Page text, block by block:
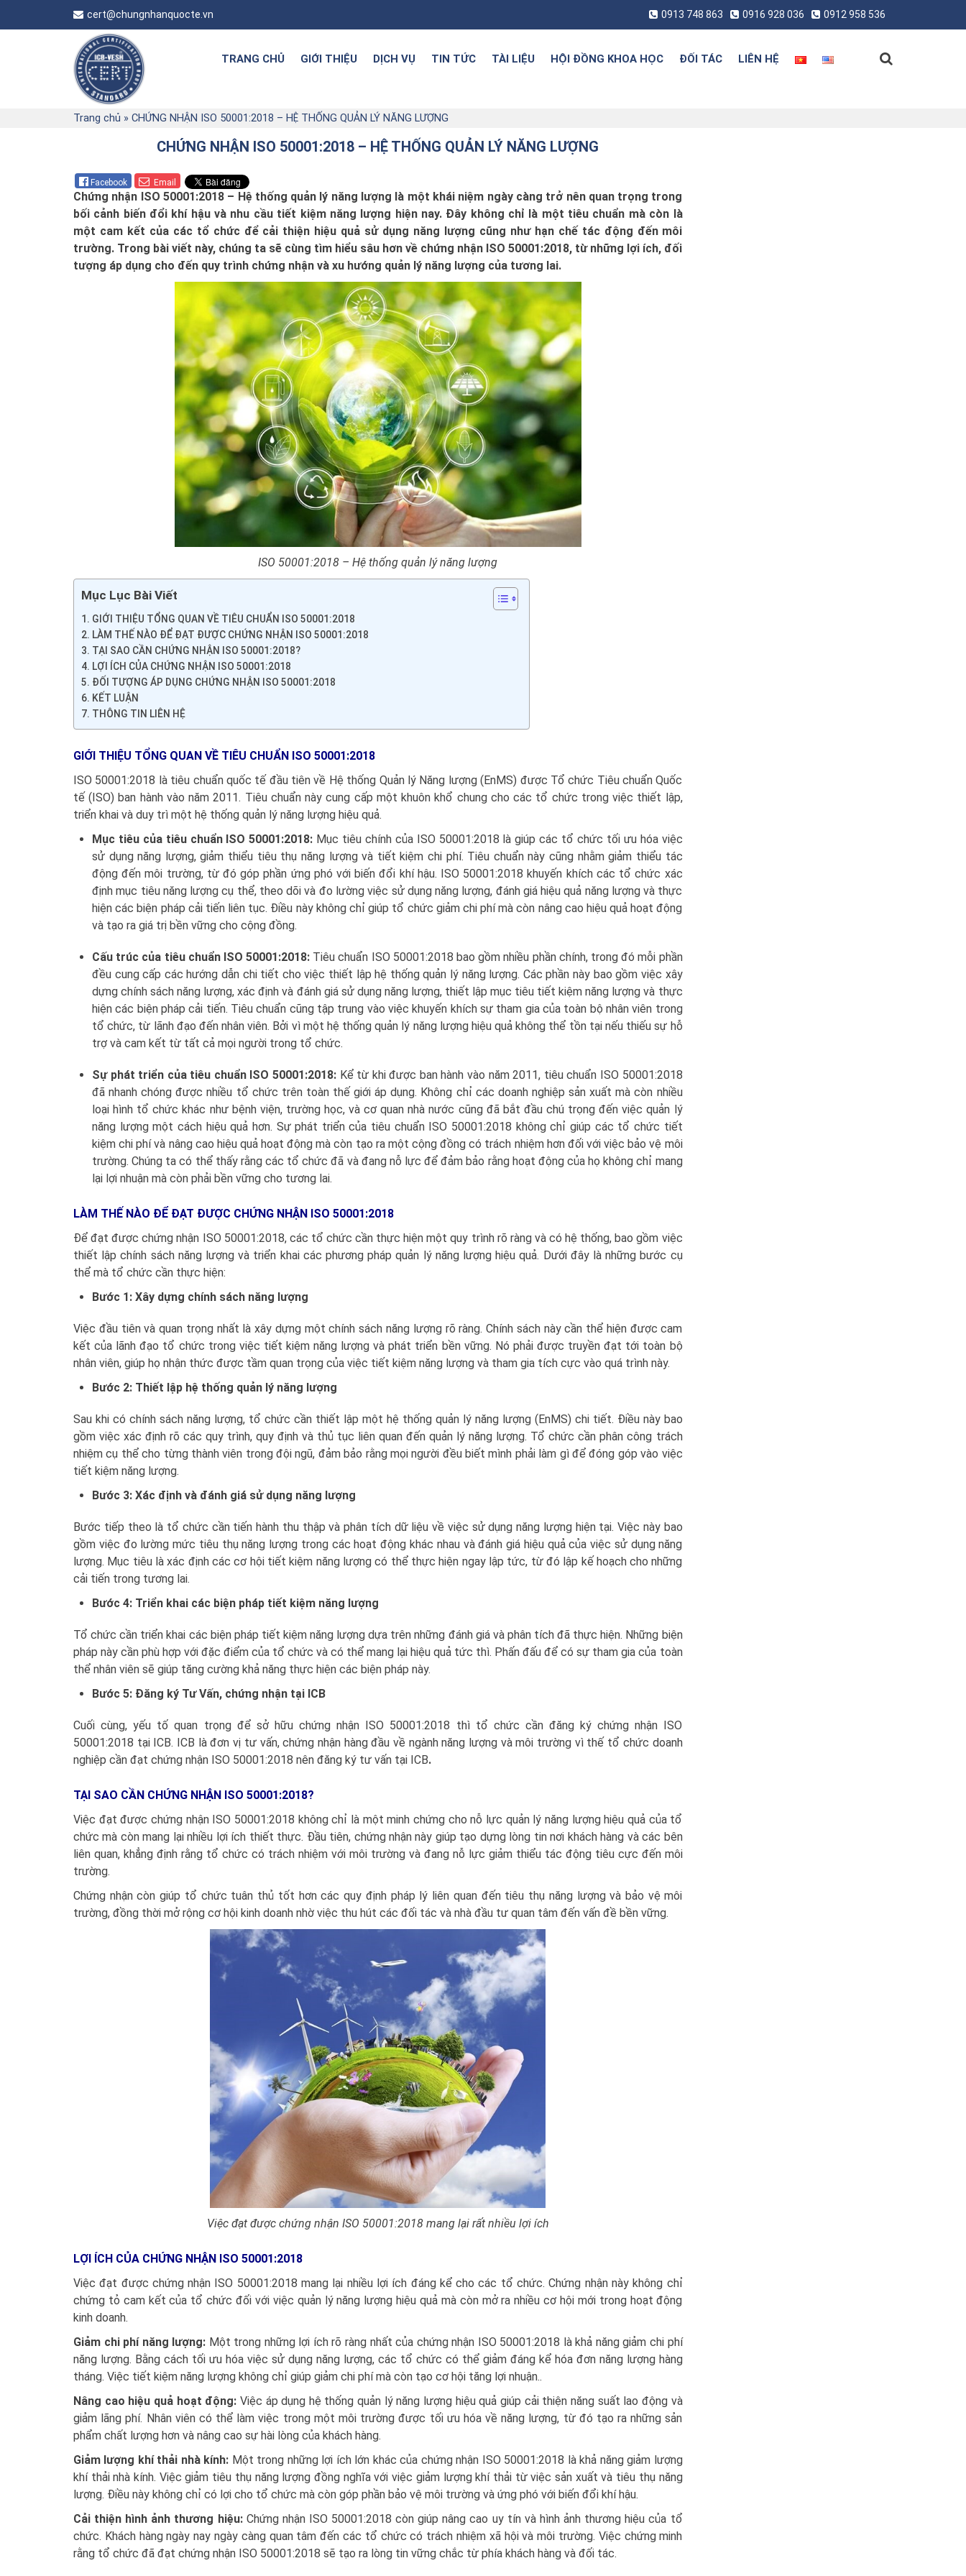
cert@chungnhanquocte.vn 0913 748 863 0916 928 036 0912 958 536
TRANG CHỦ GIỚI THIỆU DỊCH VỤ TIN TỨC TÀI LIỆU HỘI ĐỒNG KHOA HỌC ĐỐI TÁC LIÊN HỆ
Trang chủ » CHỨNG NHẬN ISO 50001:2018 – HỆ THỐNG QUẢN LÝ NĂNG LƯỢNG
CHỨNG NHẬN ISO 50001:2018 – HỆ THỐNG QUẢN LÝ NĂNG LƯỢNG
Facebook Email
Chứng nhận ISO 50001:2018 – Hệ thống quản lý năng lượng là một khái niệm ngày càng trở nên quan trọng trong
bối cảnh biến đổi khí hậu và nhu cầu tiết kiệm năng lượng hiện nay. Đây không chỉ là một tiêu chuẩn mà còn là
một cam kết của các tổ chức để cải thiện hiệu quả sử dụng năng lượng cũng như hạn chế tác động đến môi
trường. Trong bài viết này, chúng ta sẽ cùng tìm hiểu sâu hơn về chứng nhận ISO 50001:2018, từ những lợi ích, đối
tượng áp dụng cho đến quy trình chứng nhận và xu hướng quản lý năng lượng của tương lai.
ISO 50001:2018 – Hệ thống quản lý năng lượng
Mục Lục Bài Viết
GIỚI THIỆU TỔNG QUAN VỀ TIÊU CHUẨN ISO 50001:2018
LÀM THẾ NÀO ĐỂ ĐẠT ĐƯỢC CHỨNG NHẬN ISO 50001:2018
TẠI SAO CẦN CHỨNG NHẬN ISO 50001:2018?
LỢI ÍCH CỦA CHỨNG NHẬN ISO 50001:2018
ĐỐI TƯỢNG ÁP DỤNG CHỨNG NHẬN ISO 50001:2018
KẾT LUẬN
THÔNG TIN LIÊN HỆ
GIỚI THIỆU TỔNG QUAN VỀ TIÊU CHUẨN ISO 50001:2018
ISO 50001:2018 là tiêu chuẩn quốc tế đầu tiên về Hệ thống Quản lý Năng lượng (EnMS) được Tổ chức Tiêu chuẩn Quốc
tế (ISO) ban hành vào năm 2011. Tiêu chuẩn này cung cấp một khuôn khổ chung cho các tổ chức trong việc thiết lập,
triển khai và duy trì một hệ thống quản lý năng lượng hiệu quả.
Mục tiêu của tiêu chuẩn ISO 50001:2018: Mục tiêu chính của ISO 50001:2018 là giúp các tổ chức tối ưu hóa việc
sử dụng năng lượng, giảm thiểu tiêu thụ năng lượng và tiết kiệm chi phí. Tiêu chuẩn này cũng nhằm giảm thiểu tác
động đến môi trường, từ đó góp phần ứng phó với biến đổi khí hậu. ISO 50001:2018 khuyến khích các tổ chức xác
định mục tiêu năng lượng cụ thể, theo dõi và đo lường việc sử dụng năng lượng, đánh giá hiệu quả năng lượng và thực
hiện các biện pháp cải tiến liên tục. Điều này không chỉ giúp tổ chức giảm chi phí mà còn nâng cao hiệu quả hoạt động
và tạo ra giá trị bền vững cho cộng đồng.
Cấu trúc của tiêu chuẩn ISO 50001:2018: Tiêu chuẩn ISO 50001:2018 bao gồm nhiều phần chính, trong đó mỗi phần
đều cung cấp các hướng dẫn chi tiết cho việc thiết lập hệ thống quản lý năng lượng. Các phần này bao gồm việc xây
dựng chính sách năng lượng, xác định và đánh giá sử dụng năng lượng, thiết lập mục tiêu tiết kiệm năng lượng và thực
hiện các biện pháp cải tiến. Tiêu chuẩn cũng tập trung vào việc khuyến khích sự tham gia của toàn bộ nhân viên trong
tổ chức, từ lãnh đạo đến nhân viên. Bởi vì một hệ thống quản lý năng lượng hiệu quả không thể tồn tại nếu thiếu sự hỗ
trợ và cam kết từ tất cả mọi người trong tổ chức.
Sự phát triển của tiêu chuẩn ISO 50001:2018: Kể từ khi được ban hành vào năm 2011, tiêu chuẩn ISO 50001:2018
đã nhanh chóng được nhiều tổ chức trên toàn thế giới áp dụng. Không chỉ các doanh nghiệp sản xuất mà còn nhiều
loại hình tổ chức khác như bệnh viện, trường học, và cơ quan nhà nước cũng đã bắt đầu chú trọng đến việc quản lý
năng lượng một cách hiệu quả hơn. Sự phát triển của tiêu chuẩn ISO 50001:2018 không chỉ giúp các tổ chức tiết
kiệm chi phí và nâng cao hiệu quả hoạt động mà còn tạo ra một cộng đồng có trách nhiệm hơn đối với việc bảo vệ môi
trường. Chúng ta có thể thấy rằng các tổ chức đã và đang nỗ lực để đảm bảo rằng hoạt động của họ không chỉ mang
lại lợi nhuận mà còn phải bền vững cho tương lai.
LÀM THẾ NÀO ĐỂ ĐẠT ĐƯỢC CHỨNG NHẬN ISO 50001:2018
Để đạt được chứng nhận ISO 50001:2018, các tổ chức cần thực hiện một quy trình rõ ràng và có hệ thống, bao gồm việc
thiết lập chính sách năng lượng và triển khai các phương pháp quản lý năng lượng hiệu quả. Dưới đây là những bước cụ
thể mà tổ chức cần thực hiện:
Bước 1: Xây dựng chính sách năng lượng
Việc đầu tiên và quan trọng nhất là xây dựng một chính sách năng lượng rõ ràng. Chính sách này cần thể hiện được cam
kết của lãnh đạo tổ chức trong việc tiết kiệm năng lượng và phát triển bền vững. Nó phải được truyền đạt tới toàn bộ
nhân viên, giúp họ nhận thức được tầm quan trọng của việc tiết kiệm năng lượng và tham gia tích cực vào quá trình này.
Bước 2: Thiết lập hệ thống quản lý năng lượng
Sau khi có chính sách năng lượng, tổ chức cần thiết lập một hệ thống quản lý năng lượng (EnMS) chi tiết. Điều này bao
gồm việc xác định rõ các quy trình, quy định và thủ tục liên quan đến quản lý năng lượng. Tổ chức cần phân công trách
nhiệm cụ thể cho từng thành viên trong đội ngũ, đảm bảo rằng mọi người đều biết mình phải làm gì để đóng góp vào việc
tiết kiệm năng lượng.
Bước 3: Xác định và đánh giá sử dụng năng lượng
Bước tiếp theo là tổ chức cần tiến hành thu thập và phân tích dữ liệu về việc sử dụng năng lượng hiện tại. Việc này bao
gồm việc đo lường mức tiêu thụ năng lượng trong các hoạt động khác nhau và đánh giá hiệu quả của việc sử dụng năng
lượng. Mục tiêu là xác định các cơ hội tiết kiệm năng lượng có thể thực hiện ngay lập tức, từ đó lập kế hoạch cho những
cải tiến trong tương lai.
Bước 4: Triển khai các biện pháp tiết kiệm năng lượng
Tổ chức cần triển khai các biện pháp tiết kiệm năng lượng dựa trên những đánh giá và phân tích đã thực hiện. Những biện
pháp này cần phù hợp với đặc điểm của tổ chức và có thể mang lại hiệu quả tức thì. Phấn đấu để có sự tham gia của toàn
thể nhân viên sẽ giúp tăng cường khả năng thực hiện các biện pháp này.
Bước 5: Đăng ký Tư Vấn, chứng nhận tại ICB
Cuối cùng, yếu tố quan trọng để sở hữu chứng nhận ISO 50001:2018 thì tổ chức cần đăng ký chứng nhận ISO
50001:2018 tại ICB. ICB là đơn vị tư vấn, chứng nhận hàng đầu về ngành năng lượng và môi trường vì thế tổ chức doanh
nghiệp cần đạt chứng nhận ISO 50001:2018 nên đăng ký tư vấn tại ICB.
TẠI SAO CẦN CHỨNG NHẬN ISO 50001:2018?
Việc đạt được chứng nhận ISO 50001:2018 không chỉ là một minh chứng cho nỗ lực quản lý năng lượng hiệu quả của tổ
chức mà còn mang lại nhiều lợi ích thiết thực. Đầu tiên, chứng nhận này giúp tạo dựng lòng tin nơi khách hàng và các bên
liên quan, khẳng định rằng tổ chức có trách nhiệm với môi trường và đang nỗ lực giảm thiểu tác động tiêu cực đến môi
trường.
Chứng nhận còn giúp tổ chức tuân thủ tốt hơn các quy định pháp lý liên quan đến tiêu thụ năng lượng và bảo vệ môi
trường, đồng thời mở rộng cơ hội kinh doanh nhờ việc thu hút các đối tác và nhà đầu tư quan tâm đến vấn đề bền vững.
Việc đạt được chứng nhận ISO 50001:2018mang lại rất nhiều lợi ích
LỢI ÍCH CỦA CHỨNG NHẬN ISO 50001:2018
Việc đạt được chứng nhận ISO 50001:2018 mang lại nhiều lợi ích đáng kể cho các tổ chức. Chứng nhận này không chỉ
chứng tỏ cam kết của tổ chức đối với việc quản lý năng lượng hiệu quả mà còn mở ra nhiều cơ hội mới trong hoạt động
kinh doanh.
Giảm chi phí năng lượng: Một trong những lợi ích rõ ràng nhất của chứng nhận ISO 50001:2018 là khả năng giảm chi phí
năng lượng. Bằng cách tối ưu hóa việc sử dụng năng lượng, các tổ chức có thể giảm đáng kể hóa đơn năng lượng hàng
tháng. Việc tiết kiệm năng lượng không chỉ giúp giảm chi phí mà còn tạo cơ hội tăng lợi nhuận..
Nâng cao hiệu quả hoạt động: Việc áp dụng hệ thống quản lý năng lượng hiệu quả giúp cải thiện năng suất lao động và
giảm lãng phí. Nhân viên có thể làm việc trong một môi trường được tối ưu hóa về năng lượng, từ đó tạo ra những sản
phẩm chất lượng hơn và nâng cao sự hài lòng của khách hàng.
Giảm lượng khí thải nhà kính: Một trong những lợi ích lớn khác của chứng nhận ISO 50001:2018 là khả năng giảm lượng
khí thải nhà kính. Việc giảm tiêu thụ năng lượng đồng nghĩa với việc giảm lượng khí thải từ việc sản xuất và tiêu thụ năng
lượng. Điều này không chỉ có lợi cho tổ chức mà còn góp phần bảo vệ môi trường và ứng phó với biến đổi khí hậu.
Cải thiện hình ảnh thương hiệu: Chứng nhận ISO 50001:2018 còn giúp nâng cao uy tín và hình ảnh thương hiệu của tổ
chức. Khách hàng ngày nay ngày càng quan tâm đến các tổ chức có trách nhiệm xã hội và môi trường. Việc chứng minh
rằng tổ chức đã đạt chứng nhận ISO 50001:2018 sẽ tạo ra lòng tin vững chắc từ phía khách hàng và đối tác.